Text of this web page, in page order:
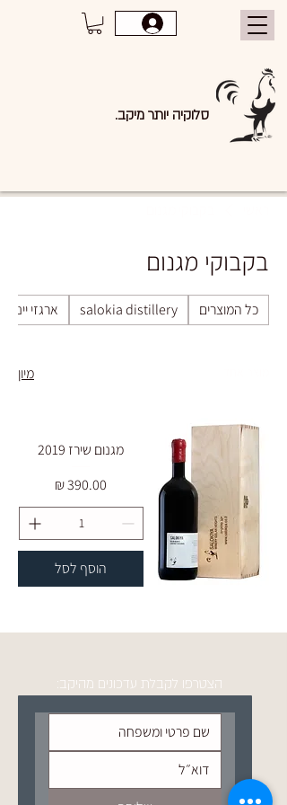
סלוקיה יותר מיקב.
בקבוקי מגנום
כל המוצרים salokia distillery ארגזי יינות
מיון
מגנום שירז 2019
מחיר
הוסף לסל
הצטרפו לקבלת עדכונים מהיקב: